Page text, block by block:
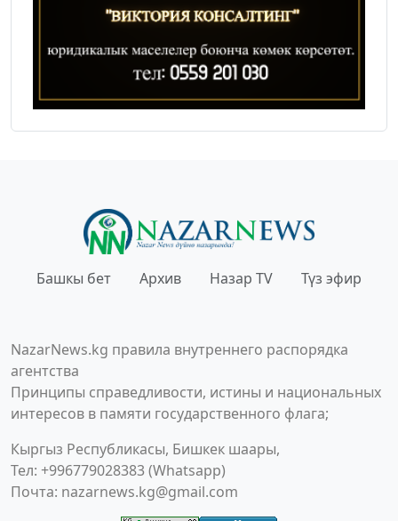
Башкы бет Архив Назар TV Түз эфир
NazarNews.kg правила внутреннего распорядка
агентства
Принципы справедливости, истины и национальных
интересов в памяти государственного флага;
Кыргыз Республикасы, Бишкек шаары,
Тел: +996779028383 (Whatsapp)
Почта: nazarnews.kg@gmail.com